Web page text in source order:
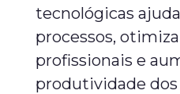
tecnológicas
processos,
profissionais e
produtividade